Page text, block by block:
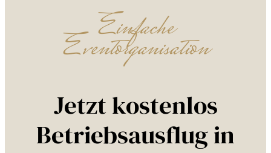
Einfache
Eventorganisation
Jetzt kostenlos
Betriebsausflug in